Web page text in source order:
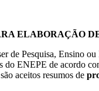
ELABORAÇÃO
de Pesquisa, Ensino ou
do ENEPE de acordo
aceitos resumos de